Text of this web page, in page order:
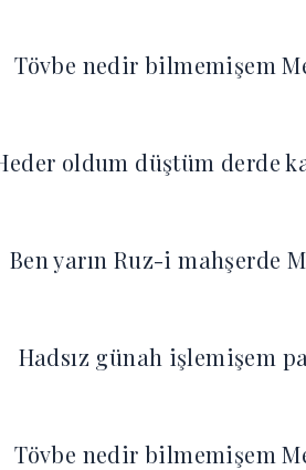
Tövbe nedir bilmemişem
oldum düştüm derde
Ben yarın Ruz-i mahşerde
Hadsız günah işlemişem
Tövbe nedir bilmemişem